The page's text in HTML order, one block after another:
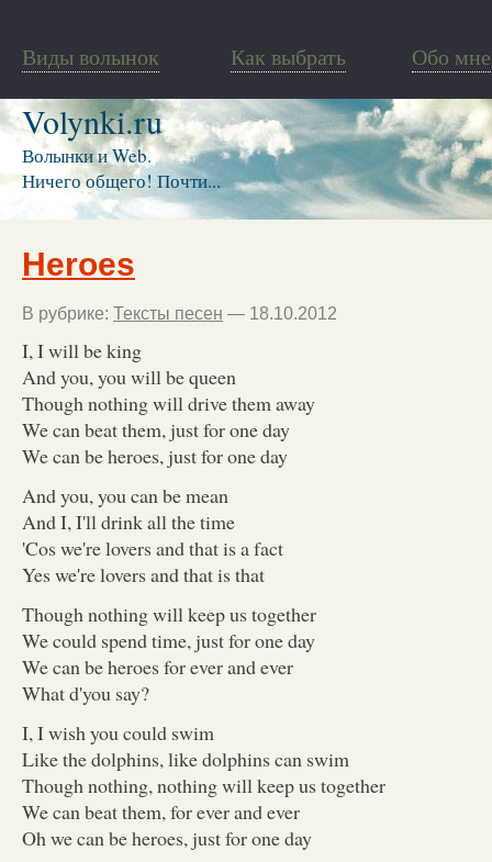
Виды волынок Как выбрать Обо мне
Volynki.ru
Волынки и Web.
Ничего общего! Почти...
Heroes
В рубрике: Тексты песен — 18.10.2012
I, I will be king
And you, you will be queen
Though nothing will drive them away
We can beat them, just for one day
We can be heroes, just for one day
And you, you can be mean
And I, I'll drink all the time
'Cos we're lovers and that is a fact
Yes we're lovers and that is that
Though nothing will keep us together
We could spend time, just for one day
We can be heroes for ever and ever
What d'you say?
I, I wish you could swim
Like the dolphins, like dolphins can swim
Though nothing, nothing will keep us together
We can beat them, for ever and ever
Oh we can be heroes, just for one day